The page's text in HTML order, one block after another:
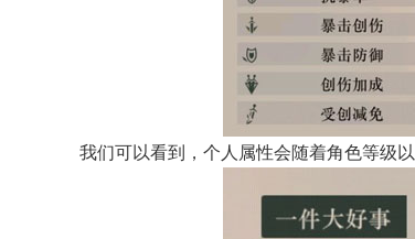
我们可以看到，个人属性会随着角色等级